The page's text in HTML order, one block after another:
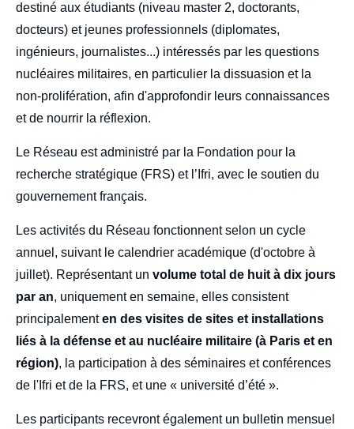
destiné aux étudiants (niveau master 2, doctorants,
docteurs) et jeunes professionnels (diplomates,
ingénieurs, journalistes...) intéressés par les questions
nucléaires militaires, en particulier la dissuasion et la
non-prolifération, afin d'approfondir leurs connaissances
et de nourrir la réflexion.
Le Réseau est administré par la Fondation pour la
recherche stratégique (FRS) et l’Ifri, avec le soutien du
gouvernement français.
Les activités du Réseau fonctionnent selon un cycle
annuel, suivant le calendrier académique (d'octobre à
juillet). Représentant un volume total de huit à dix jours
par an, uniquement en semaine, elles consistent
principalementen des visites de sites et installations
liés à la défense et au nucléaire militaire (à Paris et en
région), la participation à des séminaires et conférences
de l'Ifri et de la FRS, et une « université d’été ».
Les participants recevront également un bulletin mensuel